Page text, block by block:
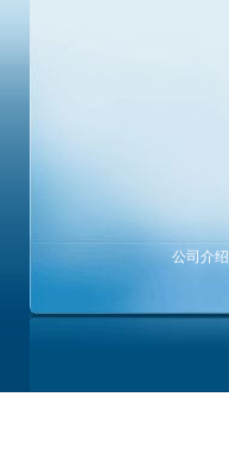
公司介绍